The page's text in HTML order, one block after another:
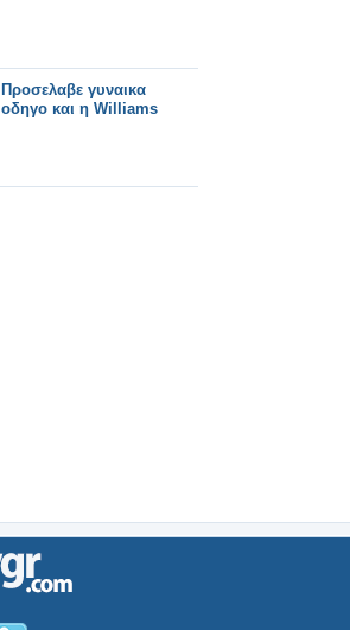
Προσελαβε γυναικα
οδηγο και η Williams